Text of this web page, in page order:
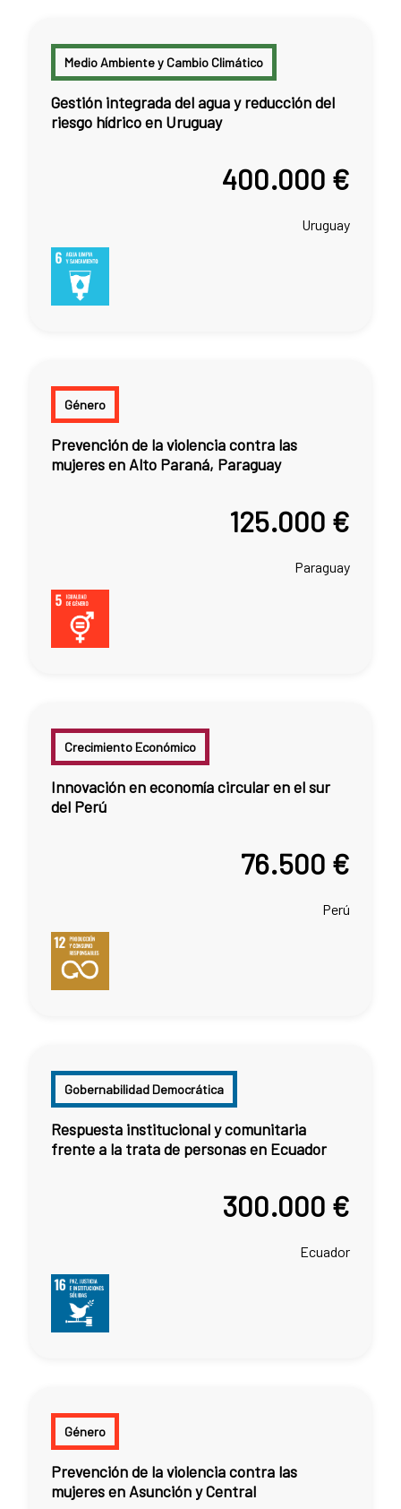
Medio Ambiente y Cambio Climático
Gestión integrada del agua y reducción del
riesgo hídrico en Uruguay
400.000 €
Uruguay
Género
Prevención de la violencia contra las
mujeres en Alto Paraná, Paraguay
125.000 €
Paraguay
Crecimiento Económico
Innovación en economía circular en el sur
del Perú
76.500 €
Perú
Gobernabilidad Democrática
Respuesta institucional y comunitaria
frente a la trata de personas en Ecuador
300.000 €
Ecuador
Género
Prevención de la violencia contra las
mujeres en Asunción y Central